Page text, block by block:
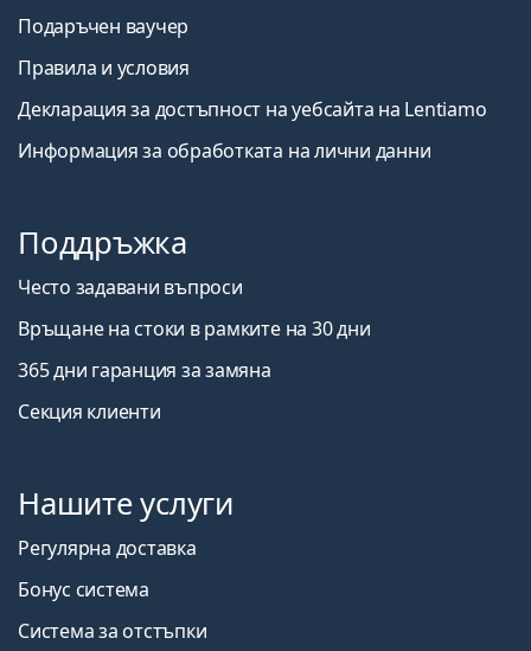
Подаръчен ваучер
Правила и условия
Декларация за достъпност на уебсайта на Lentiamo
Информация за обработката на лични данни
Поддръжка
Често задавани въпроси
Връщане на стоки в рамките на 30 дни
365 дни гаранция за замяна
Секция клиенти
Нашите услуги
Регулярна доставка
Бонус система
Система за отстъпки